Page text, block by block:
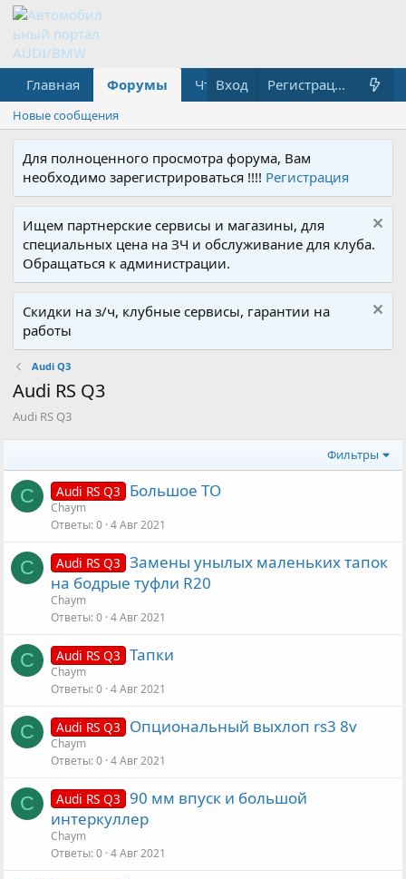
Главная Форумы Что нового? Медиа
Вход Регистрация
Новые сообщения
Для полноценного просмотра форума, Вам
необходимо зарегистрироваться !!!! Регистрация
Ищем партнерские сервисы и магазины, для
специальных цена на ЗЧ и обслуживание для клуба.
Обращаться к администрации.
Скидки на з/ч, клубные сервисы, гарантии на
работы
Audi Q3
Audi RS Q3
Audi RS Q3
Фильтры
C Audi RS Q3 Большое ТО
Chaym
Ответы 0 4 Авг 2021
C Audi RS Q3 Замены унылых маленьких тапок
на бодрые туфли R20
Chaym
Ответы 0 4 Авг 2021
C Audi RS Q3 Тапки
Chaym
Ответы 0 4 Авг 2021
C Audi RS Q3 Опциональный выхлоп rs3 8v
Chaym
Ответы 0 4 Авг 2021
C Audi RS Q3 90 мм впуск и большой
интеркуллер
Chaym
Ответы 0 4 Авг 2021